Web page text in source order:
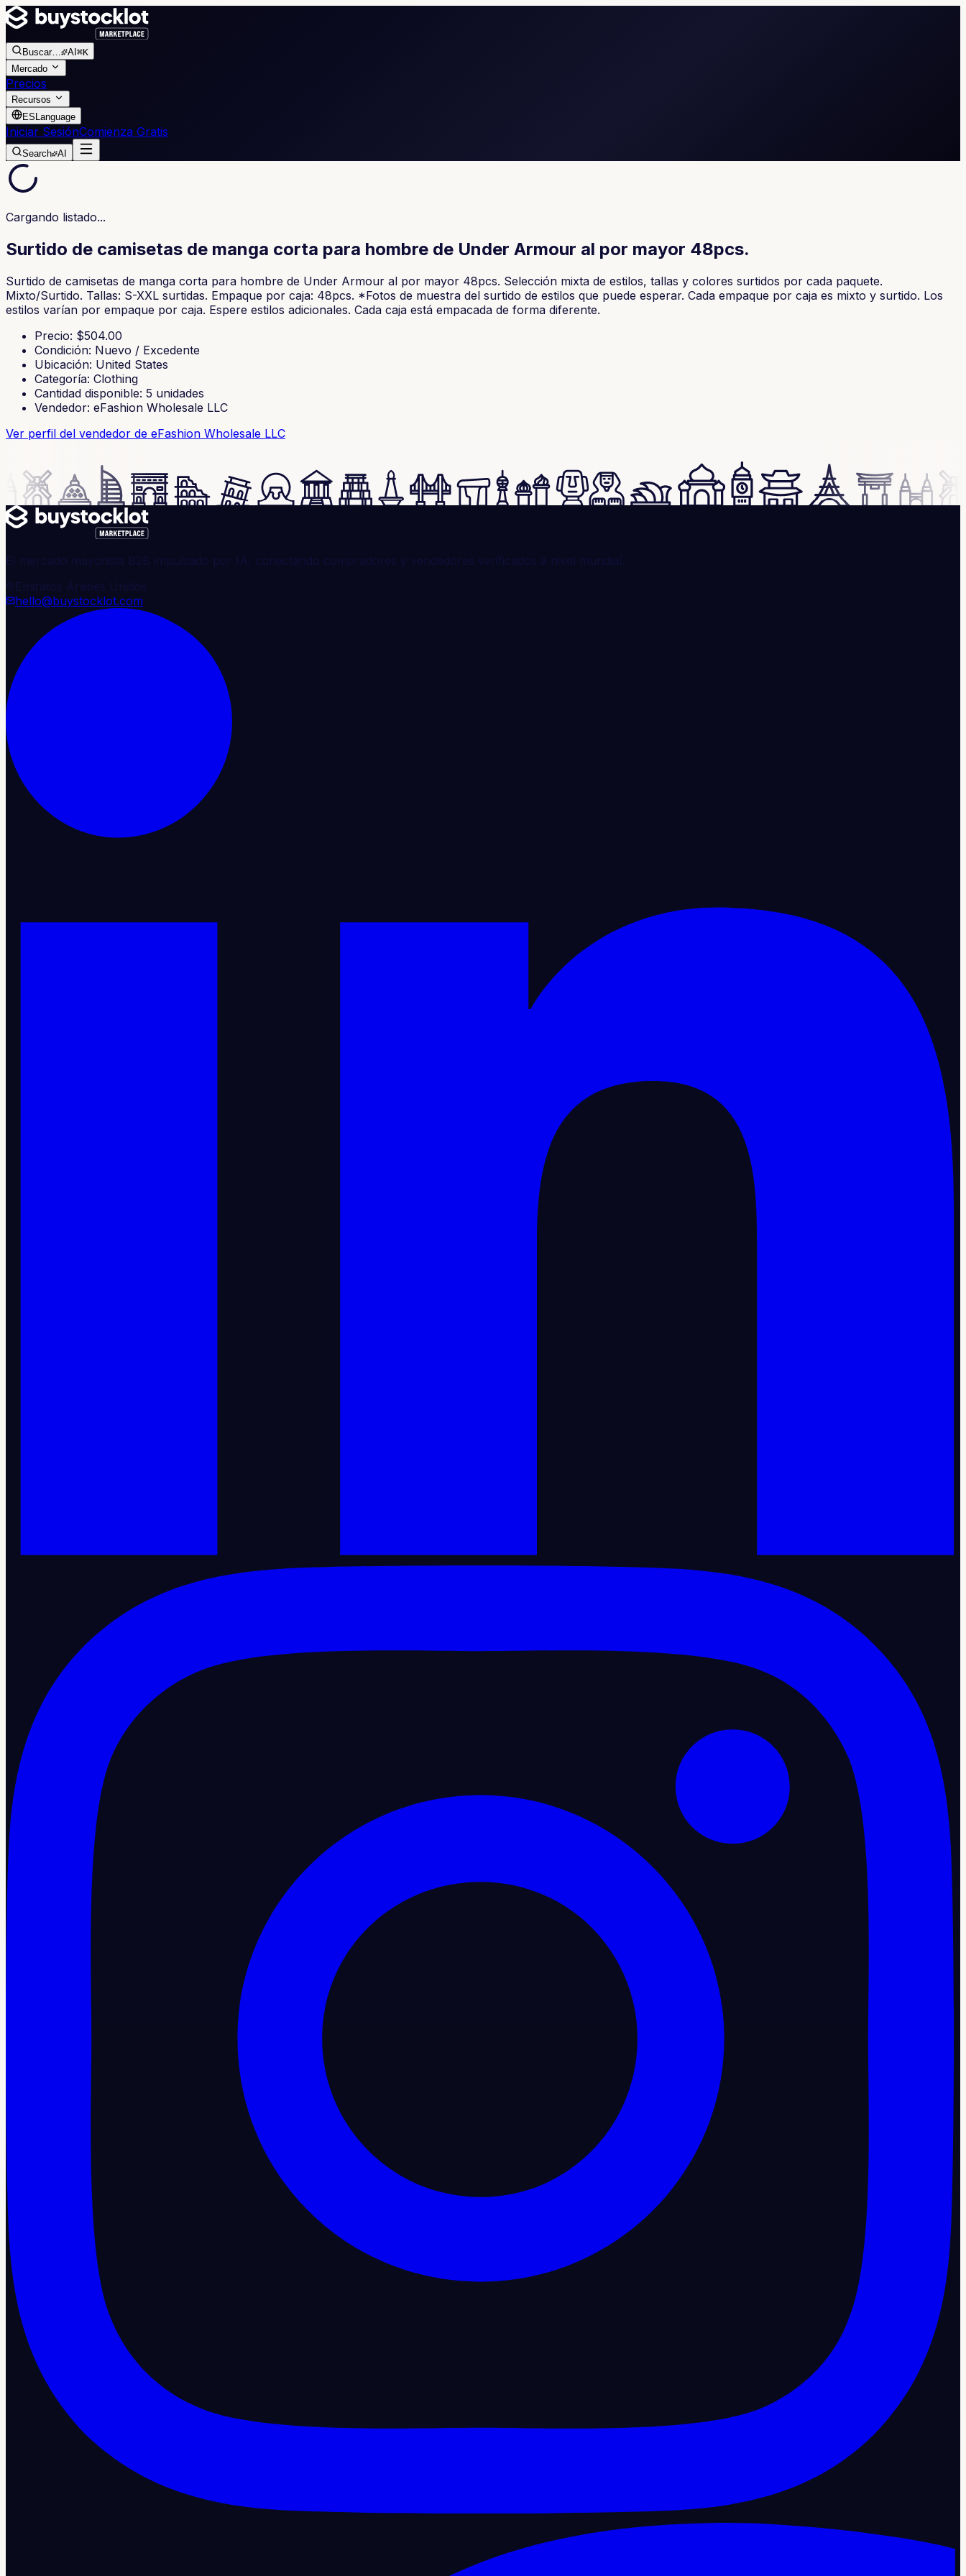
Buscar… AI ⌘K
Mercado
Precios
Recursos
ES Language
Iniciar SesiónComienza Gratis
Search AI
Cargando listado...
Surtido de camisetas de manga corta para hombre de Under Armour al por mayor 48pcs.
Surtido de camisetas de manga corta para hombre de Under Armour al por mayor 48pcs. Selección mixta de estilos, tallas y colores surtidos por cada paquete.
Mixto/Surtido. Tallas: S-XXL surtidas. Empaque por caja: 48pcs. *Fotos de muestra del surtido de estilos que puede esperar. Cada empaque por caja es mixto y surtido. Los
estilos varían por empaque por caja. Espere estilos adicionales. Cada caja está empacada de forma diferente.
Precio: $504.00
Condición: Nuevo / Excedente
Ubicación: United States
Categoría: Clothing
Cantidad disponible: 5 unidades
Vendedor: eFashion Wholesale LLC
Ver perfil del vendedor de eFashion Wholesale LLC
El mercado mayorista B2B impulsado por IA, conectando compradores y vendedores verificados a nivel mundial.
Emiratos Árabes Unidos
hello@buystocklot.com